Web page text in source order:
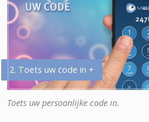
2. Toets uw code in +
Toets uw persoonlijke code in.